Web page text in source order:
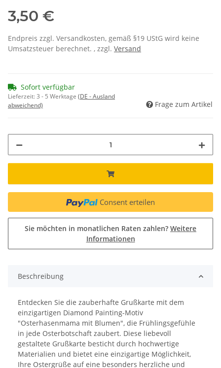
3,50 €
Endpreis zzgl. Versandkosten, gemäß §19 UStG wird keine
Umsatzsteuer berechnet. , zzgl. Versand
Sofort verfügbar
Lieferzeit:3 - 5 Werktage (DE - Ausland
abweichend)
Frage zum Artikel
Consent erteilen
Sie möchten in monatlichen Raten zahlen? Weitere
Informationen
Beschreibung
Entdecken Sie die zauberhafte Grußkarte mit dem
einzigartigen Diamond Painting-Motiv
"Osterhasenmama mit Blumen", die Frühlingsgefühle
in jede Osterbotschaft zaubert. Diese liebevoll
gestaltete Grußkarte besticht durch hochwertige
Materialien und bietet eine einzigartige Möglichkeit,
Ihre Ostergrüße auf eine besonders herzliche und